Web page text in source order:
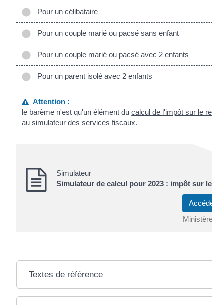
Pour un célibataire
Pour un couple marié ou pacsé sans enfant
Pour un couple marié ou pacsé avec 2 enfants
Pour un parent isolé avec 2 enfants
Attention :
le barème n'est qu'un élément ducalcul de l'impôt sur le
au simulateur des services fiscaux.
Simulateur
Simulateur de calcul pour 2023 : impôt sur
Textes de référence